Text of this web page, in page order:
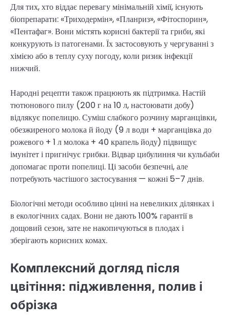
Для тих, хто віддає перевагу мінімальній хімії, існують
біопрепарати: «Триходермін», «Планриз», «Фітоспорин»,
«Пентафаг». Вони містять корисні бактерії та гриби, які
конкурують із патогенами. Їх застосовують у чергуванні з
хімією або в теплу суху погоду, коли ризик інфекції
нижчий.
Народні рецепти також працюють як підтримка. Настій
тютюнового пилу (200 г на 10 л, настоювати добу)
відлякує попелицю. Суміш слабкого розчину марганцівки,
обезжиреного молока й йоду (9 л води + марганцівка до
рожевого + 1 л молока + 40 крапель йоду) підвищує
імунітет і пригнічує грибки. Відвар цибулиння чи кульбаби
допомагає проти попелиці. Ці засоби безпечні, але
потребують частішого застосування — кожні 5–7 днів.
Біологічні методи особливо цінні на невеликих ділянках і
в екологічних садах. Вони не дають 100% гарантії в
дощовий сезон, зате не накопичуються в плодах і
зберігають корисних комах.
Комплексний догляд після
цвітіння: підживлення, полив і
обрізка